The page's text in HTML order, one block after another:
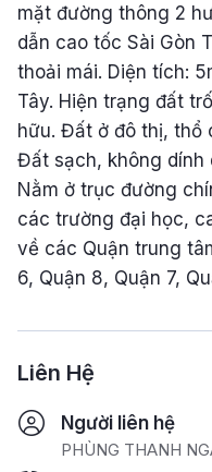
mặt đường thông 2
dẫn cao tốc Sài Gòn
thoải mái. Diện tích:
Tây. Hiện trạng đất
hữu. Đất ở đô thị, thổ
Đất sạch, không dính
Nằm ở trục đường
các trường đại học,
về các Quận trung
6, Quận 8, Quận 7,
Liên Hệ
Người liên hệ
PHÙNG THANH